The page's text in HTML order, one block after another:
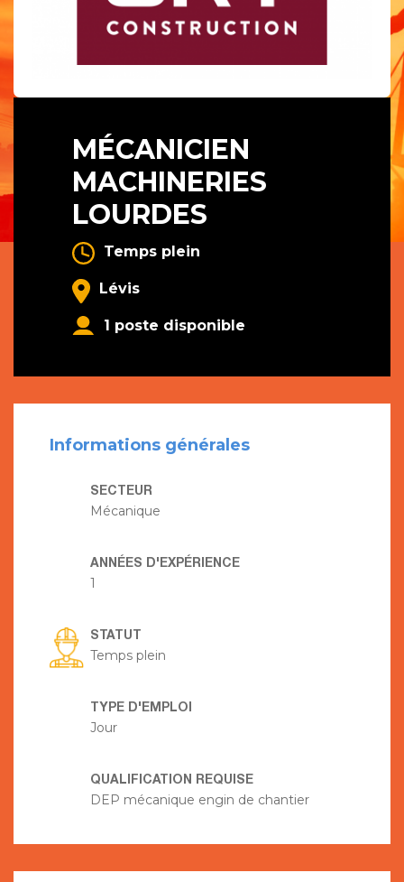
MÉCANICIEN
MACHINERIES
LOURDES
Temps plein
Lévis
1 poste disponible
Informations générales
SECTEUR
Mécanique
ANNÉES D'EXPÉRIENCE
1
STATUT
Temps plein
TYPE D'EMPLOI
Jour
QUALIFICATION REQUISE
DEP mécanique engin de chantier